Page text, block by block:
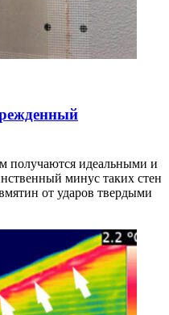
получаются идеальными и
минус таких стен
от ударов твердыми